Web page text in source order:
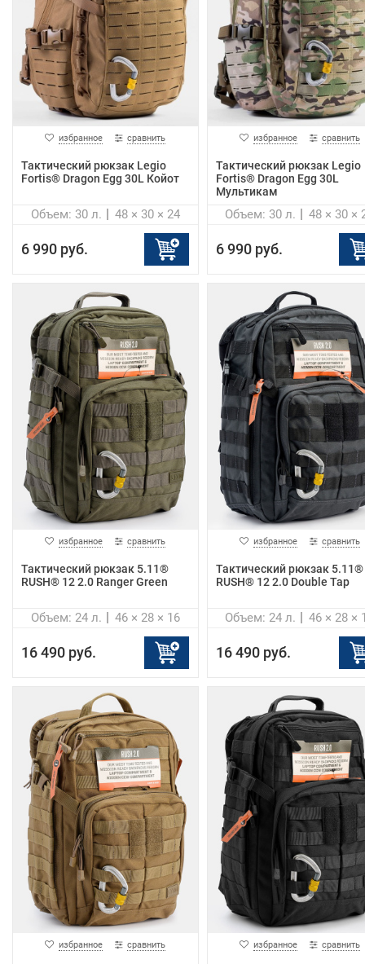
избранное сравнить
Тактический рюкзак Legio
Fortis® Dragon Egg 30L Койот
48 × 30 × 24
Объем: 30 л.
6 990 руб.
избранное сравнить
Тактический рюкзак Legio
Fortis® Dragon Egg 30L
Мультикам
48 × 30 ×
Объем: 30 л.
6 990 руб.
избранное сравнить
Тактический рюкзак 5.11®
RUSH® 12 2.0 Ranger Green
46 × 28 × 16
Объем: 24 л.
16 490 руб.
избранное сравнить
Тактический рюкзак 5.11®
RUSH® 12 2.0 Double Tap
46 × 28 ×
Объем: 24 л.
16 490 руб.
избранное сравнить избранное сравнить